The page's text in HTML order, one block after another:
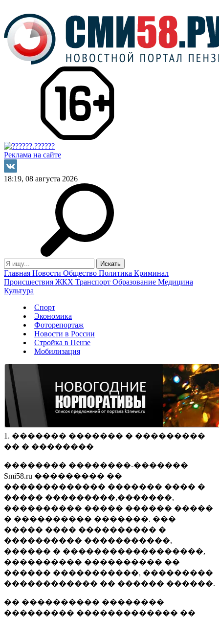
Реклама на сайте
18:19, 08 августа 2026
Главная Новости Общество Политика Криминал
Происшествия ЖКХ Транспорт Образование Медицина
Культура
Спорт
Экономика
Фоторепортаж
Новости в России
Стройка в Пензе
Мобилизация
1. ������� ������� � ���������
�� � ��������
�������� ��������-�������
Smi58.ru ��������� ��
������������� ������� ���� �
����� ���������,�������,
���������� ����� ������ �����
� ���������� �������. ���
����� ���� ���������� �
���������� �����������,
������ � ������������������,
���������� ���������� ��
������ �����������, ���������
������������ �� ������ ������.
�� ���������� ��������
��������� ������������� ��